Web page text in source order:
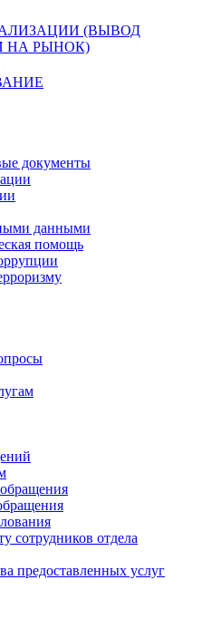
(ВЫВОД
НА РЫНОК)
документы
данными
помощь
сотрудников отдела
предоставленных услуг